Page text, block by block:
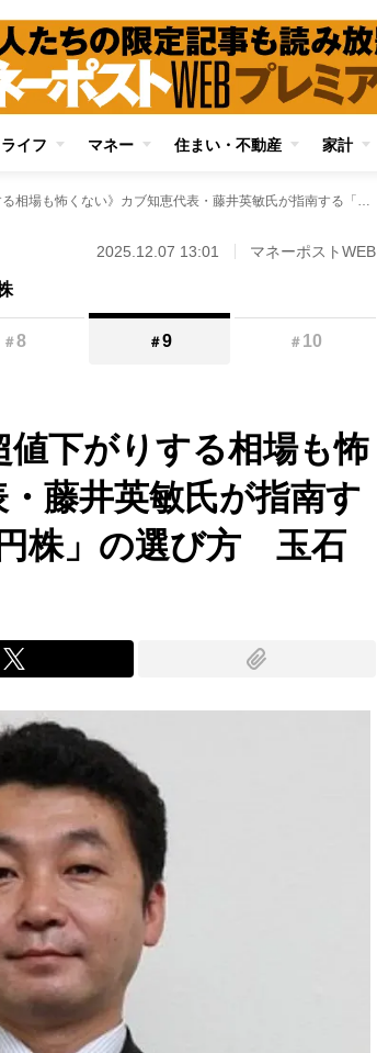
ライフ マネー 住まい・不動産 家計
《日経平均が1000円超値下がりする相場も怖くない》カブ知恵代表・藤井英敏氏が指南する「5万円株」「10万円株」の選び方 玉石混淆を見分ける3条件
2025.12.07 13:01 マネーポストWEB
＃8 ＃9 ＃ 10
値下がりする相場も怖
藤井英敏氏が指南す
株」の選び方 玉石